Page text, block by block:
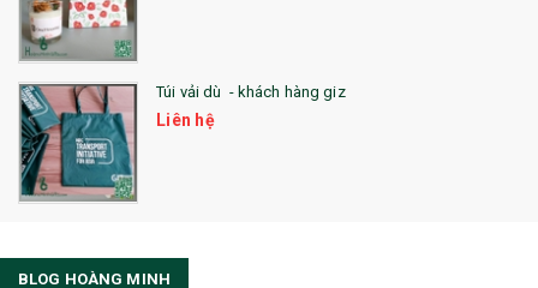
Túi vải dù - khách hàng giz
Liên hệ
BLOG HOÀNG MINH